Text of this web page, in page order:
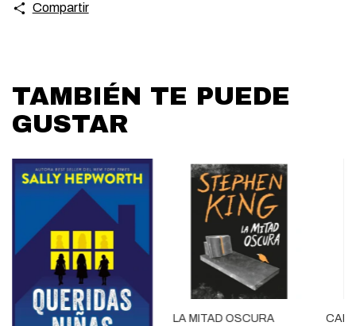
Compartir
TAMBIÉN TE PUEDE
GUSTAR
LA MITAD OSCURA